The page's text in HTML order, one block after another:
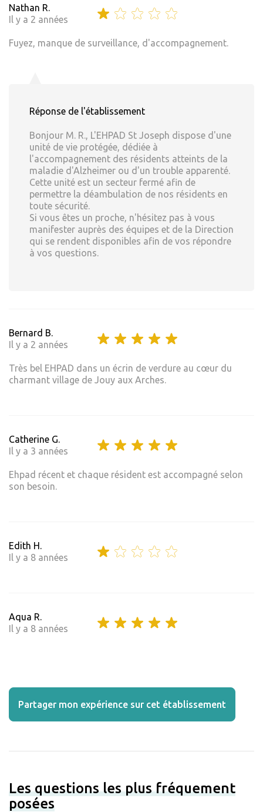
Nathan R.
Il y a 2 années
Fuyez, manque de surveillance, d'accompagnement.
Réponse de l'établissement
Bonjour M. R., L'EHPAD St Joseph dispose d'une
unité de vie protégée, dédiée à
l'accompagnement des résidents atteints de la
maladie d'Alzheimer ou d'un trouble apparenté.
Cette unité est un secteur fermé afin de
permettre la déambulation de nos résidents en
toute sécurité.
Si vous êtes un proche, n'hésitez pas à vous
manifester auprès des équipes et de la Direction
qui se rendent disponibles afin de vos répondre
à vos questions.
Bernard B.
Il y a 2 années
Très bel EHPAD dans un écrin de verdure au cœur du
charmant village de Jouy aux Arches.
Catherine G.
Il y a 3 années
Ehpad récent et chaque résident est accompagné selon
son besoin.
Edith H.
Il y a 8 années
Aqua R.
Il y a 8 années
Partager mon expérience sur cet établissement
Les questions les plus fréquement
posées